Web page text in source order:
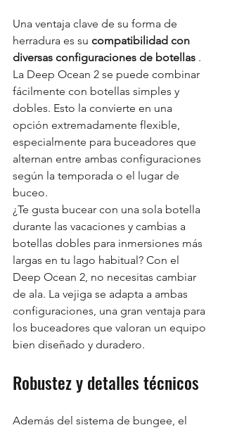
Una ventaja clave de su forma de
herradura es su compatibilidad con
diversas configuraciones de botellas .
La Deep Ocean 2 se puede combinar
fácilmente con botellas simples y
dobles. Esto la convierte en una
opción extremadamente flexible,
especialmente para buceadores que
alternan entre ambas configuraciones
según la temporada o el lugar de
buceo.
¿Te gusta bucear con una sola botella
durante las vacaciones y cambias a
botellas dobles para inmersiones más
largas en tu lago habitual? Con el
Deep Ocean 2, no necesitas cambiar
de ala. La vejiga se adapta a ambas
configuraciones, una gran ventaja para
los buceadores que valoran un equipo
bien diseñado y duradero.
Robustez y detalles técnicos
Además del sistema de bungee, el